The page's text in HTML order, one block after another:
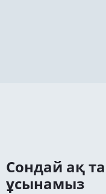
Сондай ақ
ұсынамыз